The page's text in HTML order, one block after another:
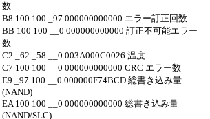
数
B8 100 100 _97 000000000000 エラー訂正回数
BB 100 100 __0 000000000000 訂正不可能エラー
数
C2 _62 _58 __0 003A000C0026 温度
C7 100 100 __0 000000000000 CRC エラー数
E9 _97 100 __0 000000F74BCD 総書き込み量
(NAND)
EA 100 100 __0 000000000000 総書き込み量
(NAND/SLC)